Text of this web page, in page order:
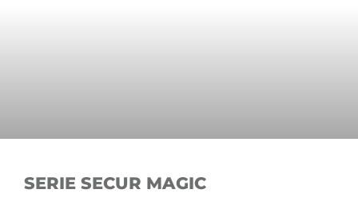
SERIE SECUR MAGIC